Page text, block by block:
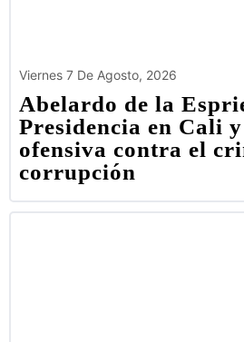
Viernes 7 De Agosto, 2026
Abelardo de la
Presidencia en Cali
ofensiva contra el
corrupción